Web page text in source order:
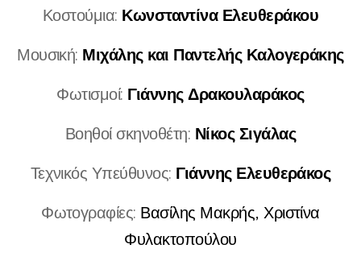
Κοστούμια: Κωνσταντίνα Ελευθεράκου
Μουσική: Μιχάλης και Παντελής Καλογεράκης
Φωτισμοί: Γιάννης Δρακουλαράκος
Βοηθοί σκηνοθέτη: Νίκος Σιγάλας
Τεχνικός Υπεύθυνος: Γιάννης Ελευθεράκος
Φωτογραφίες: Βασίλης Μακρής, Χριστίνα
Φυλακτοπούλου